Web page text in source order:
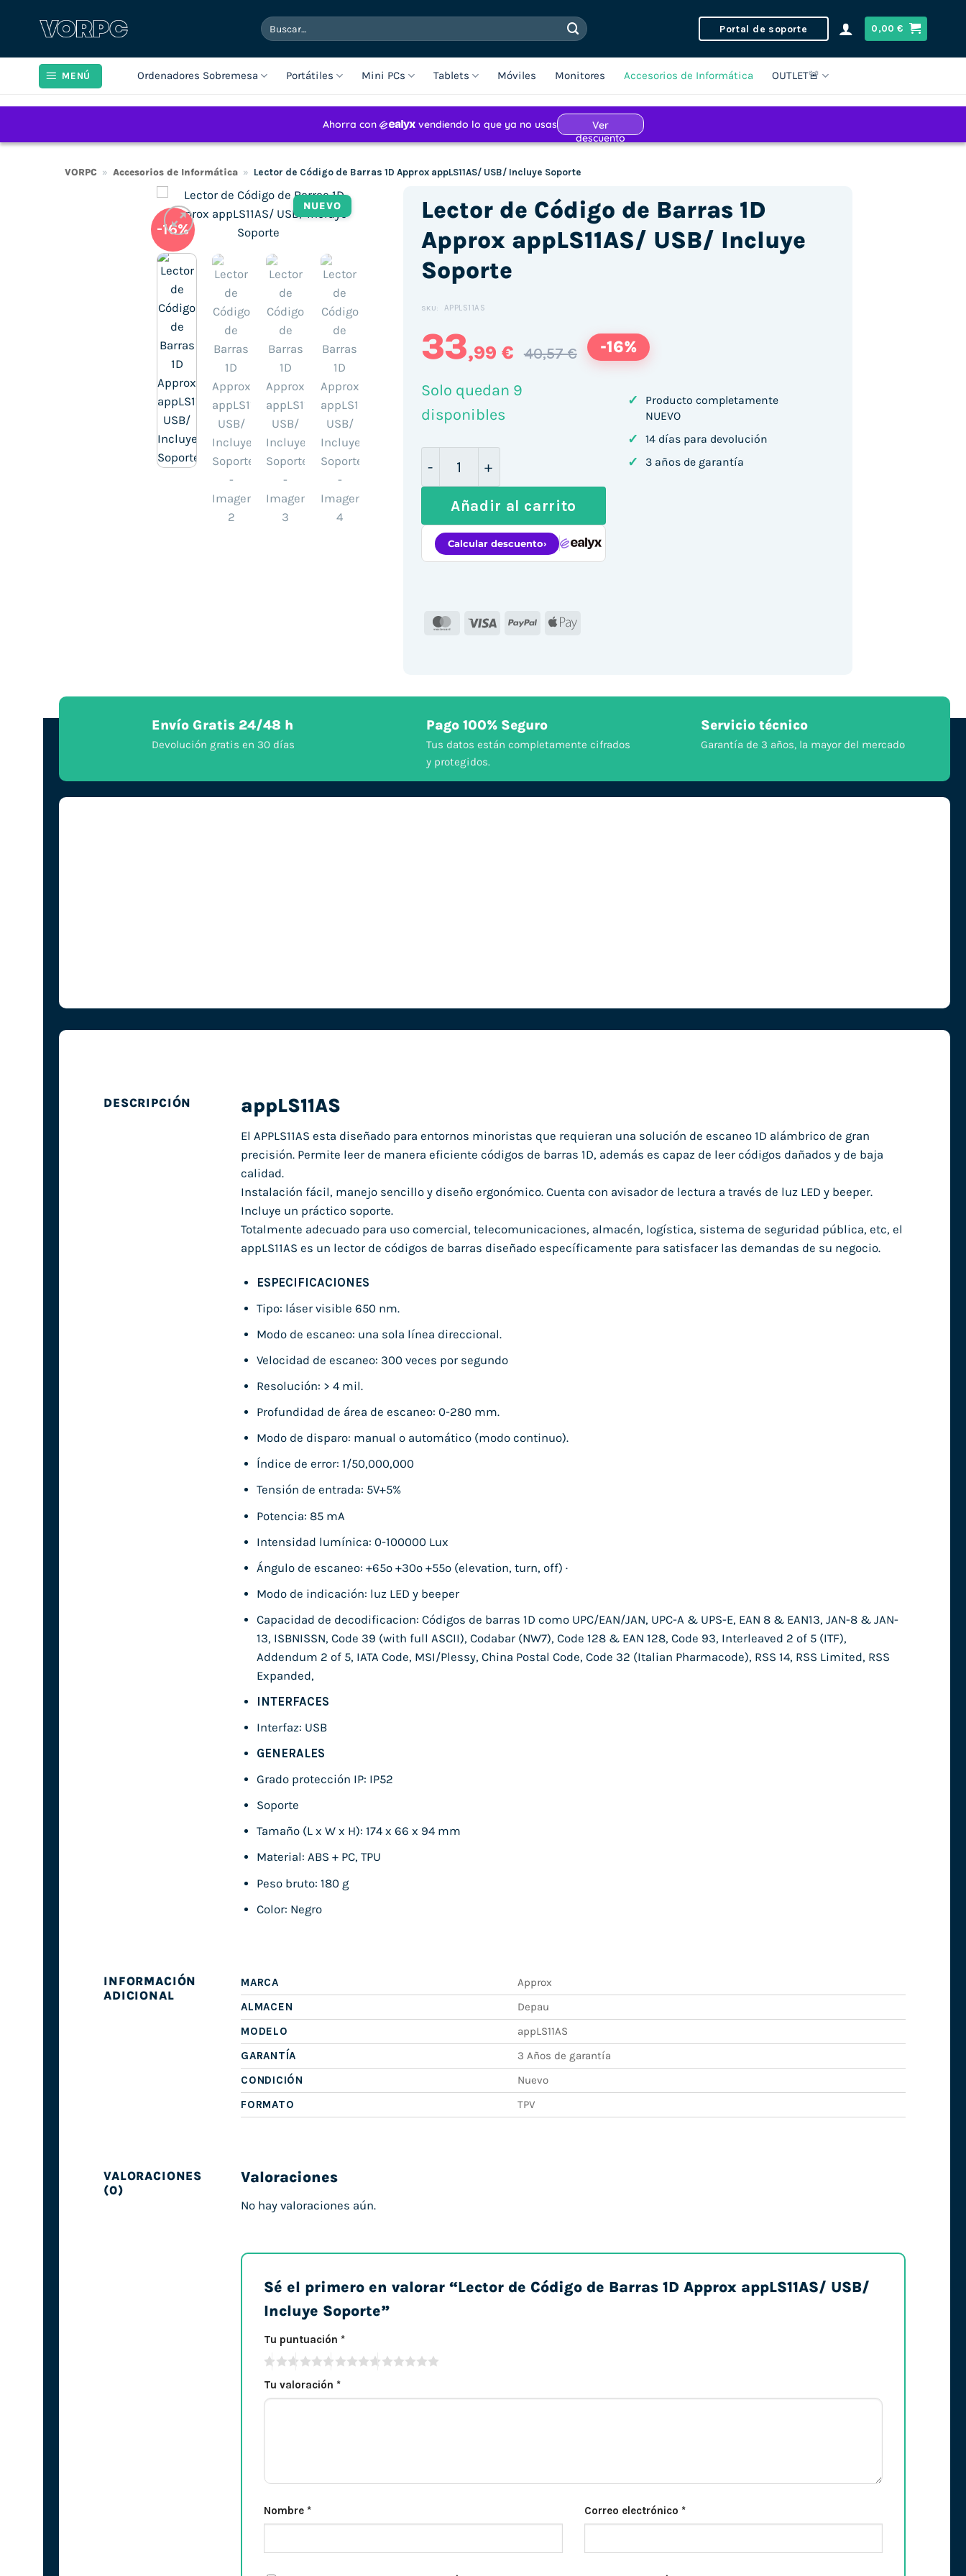
Buscar
por:
Portal de soporte 0,00€
MENÚ Ordenadores Sobremesa Portátiles Mini PCs Tablets Móviles Monitores Accesorios de Informática OUTLET🚨
VORPC » Accesorios de Informática » Lector de Código de Barras 1D Approx appLS11AS/ USB/ Incluye Soporte
NUEVO
-16%
Lector de Código de Barras 1D
Approx appLS11AS/ USB/ Incluye
Soporte
SKU: APPLS11AS
33,99 € 40,57 € -16%
Solo quedan 9
disponibles
Lector de Código de Barras 1D Approx appLS11AS/ USB/ Incluye Soporte cantidad
Añadir al carrito
MasterCard
Visa PayPal Apple
✓
Producto completamente
NUEVO
✓ 14 días para devolución
✓ 3 años de garantía
Envío Gratis 24/48 h
Devolución gratis en 30 días
Pago 100% Seguro
Tus datos están completamente cifrados
y protegidos.
Servicio técnico
Garantía de 3 años, la mayor del mercado
DESCRIPCIÓN appLS11AS
El APPLS11AS esta diseñado para entornos minoristas que requieran una solución de escaneo 1D alámbrico de gran
precisión. Permite leer de manera eficiente códigos de barras 1D, además es capaz de leer códigos dañados y de baja
calidad.
Instalación fácil, manejo sencillo y diseño ergonómico. Cuenta con avisador de lectura a través de luz LED y beeper.
Incluye un práctico soporte.
Totalmente adecuado para uso comercial, telecomunicaciones, almacén, logística, sistema de seguridad pública, etc, el
appLS11AS es un lector de códigos de barras diseñado específicamente para satisfacer las demandas de su negocio.
ESPECIFICACIONES
Tipo: láser visible 650 nm.
Modo de escaneo: una sola línea direccional.
Velocidad de escaneo: 300 veces por segundo
Resolución: > 4 mil.
Profundidad de área de escaneo: 0-280 mm.
Modo de disparo: manual o automático (modo continuo).
Índice de error: 1/50,000,000
Tensión de entrada: 5V+5%
Potencia: 85 mA
Intensidad lumínica: 0-100000 Lux
Ángulo de escaneo: +65º +30º +55º (elevation, turn, off) ·
Modo de indicación: luz LED y beeper
Capacidad de decodificacion: Códigos de barras 1D como UPC/EAN/JAN, UPC-A & UPS-E, EAN 8 & EAN13, JAN-8 & JAN-
13, ISBNISSN, Code 39 (with full ASCII), Codabar (NW7), Code 128 & EAN 128, Code 93, Interleaved 2 of 5 (ITF),
Addendum 2 of 5, IATA Code, MSI/Plessy, China Postal Code, Code 32 (Italian Pharmacode), RSS 14, RSS Limited, RSS
Expanded,
INTERFACES
Interfaz: USB
GENERALES
Grado protección IP: IP52
Soporte
Tamaño (L x W x H): 174 x 66 x 94 mm
Material: ABS + PC, TPU
Peso bruto: 180 g
Color: Negro
INFORMACIÓN
ADICIONAL
MARCA
Approx
ALMACEN
Depau
MODELO
appLS11AS
GARANTÍA
3 Años de garantía
CONDICIÓN
Nuevo
FORMATO
TPV
VALORACIONES
(0)
Valoraciones
No hay valoraciones aún.
Sé el primero en valorar “Lector de Código de Barras 1D Approx appLS11AS/ USB/
Incluye Soporte”
Tu puntuación *
Tu valoración *
Nombre * Correo electrónico *